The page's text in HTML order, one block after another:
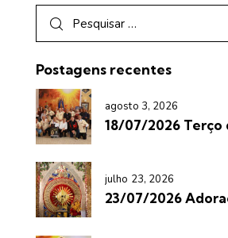
Postagens recentes
agosto 3, 2026
18/07/2026 Terço
julho 23, 2026
23/07/2026